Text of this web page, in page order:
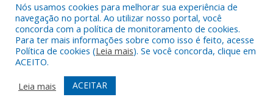
Todos os direitos reservados a Câmara Municipal de Uruará.
Mapa do Site
Acessar Área Administrativa
Acessar Webmail
Nós usamos cookies para melhorar sua experiência de
navegação no portal. Ao utilizar nosso portal, você
concorda com a política de monitoramento de cookies.
Para ter mais informações sobre como isso é feito, acesse
Política de cookies (Leia mais). Se você concorda, clique em
ACEITO.
Leia mais
ACEITAR